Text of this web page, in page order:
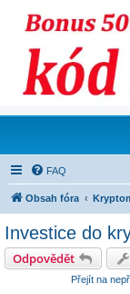
FAQ
Obsah fóra
Investice do
Odpovědět
Přejít na